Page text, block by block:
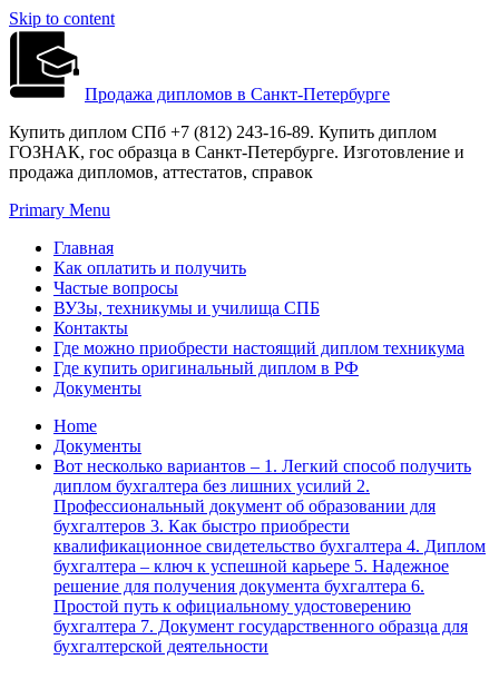
Skip to content
Продажа дипломов в Санкт-Петербурге
Купить диплом СПб +7 (812) 243-16-89. Купить диплом
ГОЗНАК, гос образца в Санкт-Петербурге. Изготовление и
продажа дипломов, аттестатов, справок
Primary Menu
Главная
Как оплатить и получить
Частые вопросы
ВУЗы, техникумы и училища СПБ
Контакты
Где можно приобрести настоящий диплом техникума
Где купить оригинальный диплом в РФ
Документы
Home
Документы
Вот несколько вариантов – 1. Легкий способ получить
диплом бухгалтера без лишних усилий 2.
Профессиональный документ об образовании для
бухгалтеров 3. Как быстро приобрести
квалификационное свидетельство бухгалтера 4. Диплом
бухгалтера – ключ к успешной карьере 5. Надежное
решение для получения документа бухгалтера 6.
Простой путь к официальному удостоверению
бухгалтера 7. Документ государственного образца для
бухгалтерской деятельности